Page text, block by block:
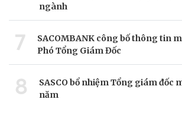
ngành
7
SACOMBANK công bố thông tin
Phó Tổng Giám Đốc
8
SASCO bổ nhiệm Tổng giám đốc
năm